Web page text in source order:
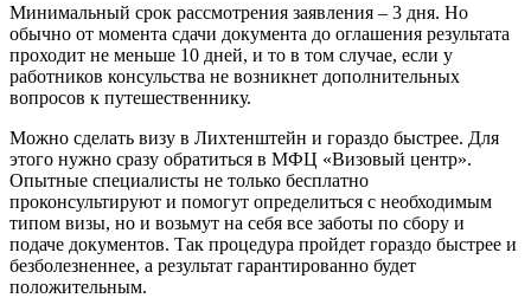
Минимальный срок рассмотрения заявления – 3 дня. Но
обычно от момента сдачи документа до оглашения результата
проходит не меньше 10 дней, и то в том случае, если у
работников консульства не возникнет дополнительных
вопросов к путешественнику.
Можно сделать визу в Лихтенштейн и гораздо быстрее. Для
этого нужно сразу обратиться в МФЦ «Визовый центр».
Опытные специалисты не только бесплатно
проконсультируют и помогут определиться с необходимым
типом визы, но и возьмут на себя все заботы по сбору и
подаче документов. Так процедура пройдет гораздо быстрее и
безболезненнее, а результат гарантированно будет
положительным.